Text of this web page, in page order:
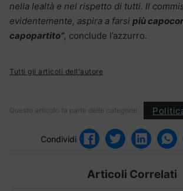
nella lealtà e nel rispetto di tutti. Il
evidentemente, aspira a farsi più
capopartito”, conclude l’azzurro.
Tutti gli articoli dell'autore
Questo articolo fa parte delle categorie:
Condividi
Articoli Correlati